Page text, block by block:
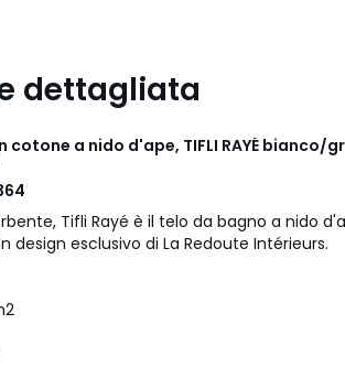
dettagliata
cotone a nido d'ape, TIFLI RAYÉ bianco/
Tifli Rayé è il telo da bagno a nido
design esclusivo di La Redoute Intérieurs.